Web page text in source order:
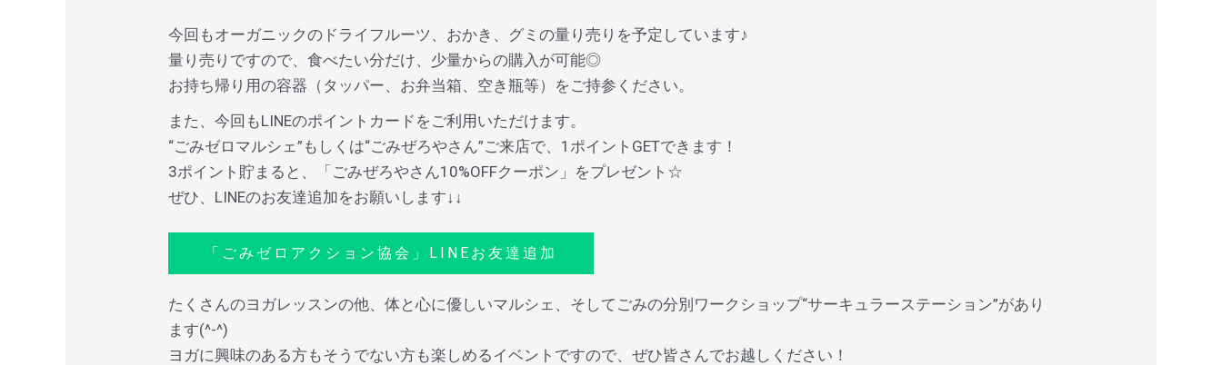
今回もオーガニックのドライフルーツ、おかき、グミの量り売りを予定しています♪
量り売りですので、食べたい分だけ、少量からの購入が可能◎
お持ち帰り用の容器（タッパー、お弁当箱、空き瓶等）をご持参ください。
また、今回もLINEのポイントカードをご利用いただけます。
“ごみゼロマルシェ”もしくは“ごみぜろやさん”ご来店で、1ポイントGETできます！
3ポイント貯まると、「ごみぜろやさん10%OFFクーポン」をプレゼント☆
ぜひ、LINEのお友達追加をお願いします↓↓
「ごみゼロアクション協会」LINEお友達追加
たくさんのヨガレッスンの他、体と心に優しいマルシェ、そしてごみの分別ワークショップ“サーキュラーステーション”があり
ます(^-^)
ヨガに興味のある方もそうでない方も楽しめるイベントですので、ぜひ皆さんでお越しください！